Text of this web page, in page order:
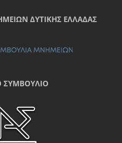
ΔΥΤΙΚΉΣ ΕΛΛΆΔΑΣ
ΣΥΜΒΟΎΛΙΟ